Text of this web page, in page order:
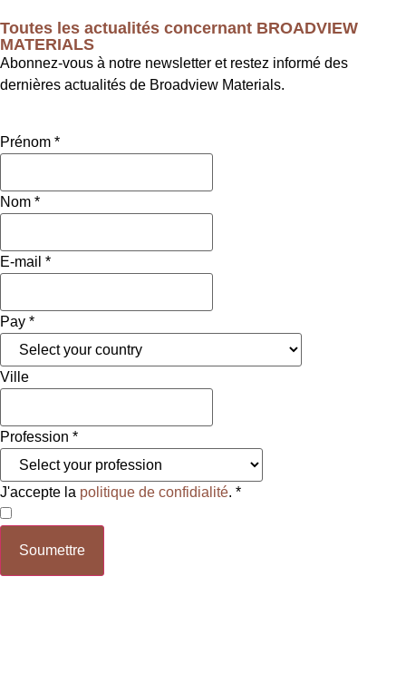
Toutes les actualités concernant BROADVIEW
MATERIALS
Abonnez-vous à notre newsletter et restez informé des
dernières actualités de Broadview Materials.
Prénom *
Nom *
E-mail *
Pay *
Ville
Profession *
J'accepte la politique de confidialité. *
Soumettre